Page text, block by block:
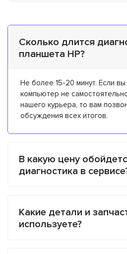
Сколько длится
планшета HP?
Не более 15-20 минут. Если
компьютер не
нашего курьера, то вам
обсуждения всех итогов.
В какую цену
диагностика в
Какие детали и
используете?